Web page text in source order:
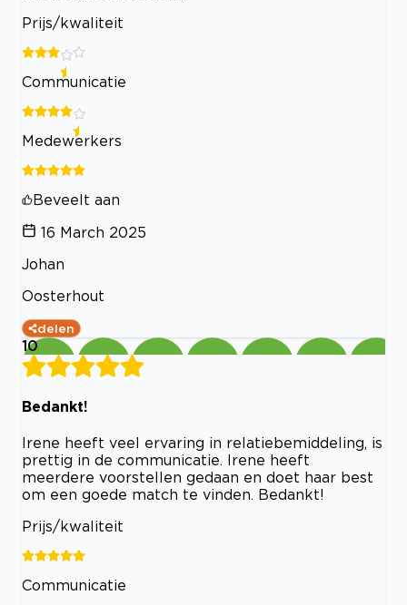
Prijs/kwaliteit
Communicatie
Medewerkers
Beveelt aan
16 March 2025
Johan
Oosterhout
delen
10
Bedankt!
Irene heeft veel ervaring in relatiebemiddeling, is
prettig in de communicatie. Irene heeft
meerdere voorstellen gedaan en doet haar best
om een goede match te vinden. Bedankt!
Prijs/kwaliteit
Communicatie